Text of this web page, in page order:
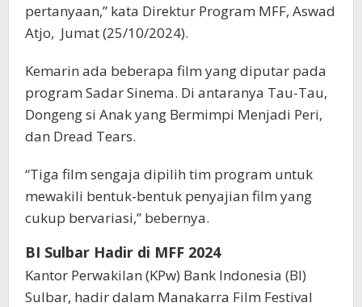
pertanyaan,” kata Direktur Program MFF, Aswad
Atjo, Jumat (25/10/2024).
Kemarin ada beberapa film yang diputar pada
program Sadar Sinema. Di antaranya Tau-Tau,
Dongeng si Anak yang Bermimpi Menjadi Peri,
dan Dread Tears.
“Tiga film sengaja dipilih tim program untuk
mewakili bentuk-bentuk penyajian film yang
cukup bervariasi,” bebernya.
BI Sulbar Hadir di MFF 2024
Kantor Perwakilan (KPw) Bank Indonesia (BI)
Sulbar, hadir dalam Manakarra Film Festival